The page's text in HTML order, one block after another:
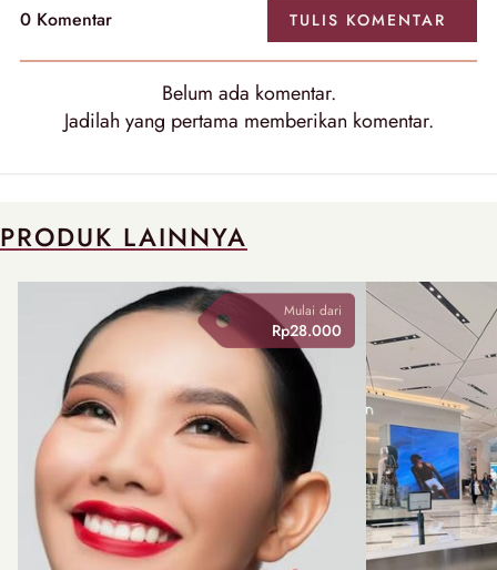
0 Komentar TULIS KOMENTAR
Belum ada komentar.
Jadilah yang pertama memberikan komentar.
PRODUK LAINNYA
Mulai dari
Rp28.000